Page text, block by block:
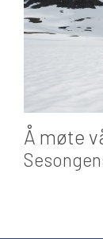
Å møte